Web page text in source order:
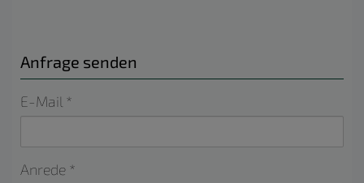
Anfrage senden
E-Mail
Anrede